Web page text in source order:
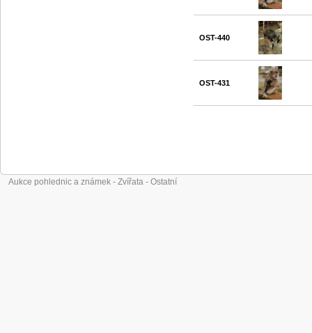
OST-440
OST-431
Aukce pohlednic a známek - Zvířata - Ostatní